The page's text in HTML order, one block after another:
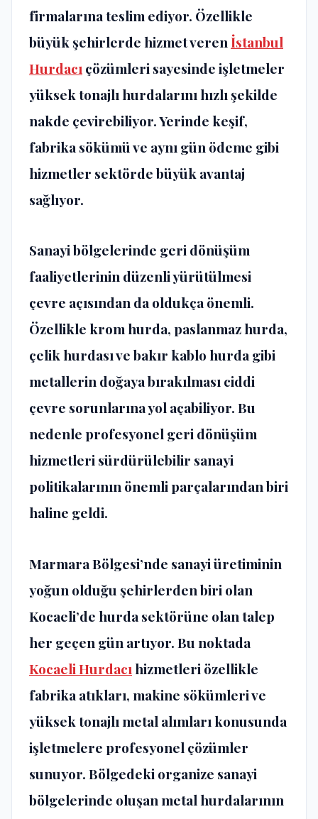
firmalarına teslim ediyor. Özellikle
büyük şehirlerde hizmet verenİstanbul
Hurdacı çözümleri sayesinde işletmeler
yüksek tonajlı hurdalarını hızlı şekilde
nakde çevirebiliyor. Yerinde keşif,
fabrika sökümü ve aynı gün ödeme gibi
hizmetler sektörde büyük avantaj
sağlıyor.
Sanayi bölgelerinde geri dönüşüm
faaliyetlerinin düzenli yürütülmesi
çevre açısından da oldukça önemli.
Özellikle krom hurda, paslanmaz hurda,
çelik hurdasıvebakır kablo hurdagibi
metallerin doğaya bırakılması ciddi
çevre sorunlarına yol açabiliyor. Bu
nedenle profesyonel geri dönüşüm
hizmetleri sürdürülebilir sanayi
politikalarının önemli parçalarından biri
haline geldi.
Marmara Bölgesi’nde sanayi üretiminin
yoğun olduğu şehirlerden biri olan
Kocaeli’de hurda sektörüne olan talep
her geçen gün artıyor. Bu noktada
Kocaeli Hurdacı hizmetleri özellikle
fabrika atıkları, makine sökümleri ve
yüksek tonajlı metal alımları konusunda
işletmelere profesyonel çözümler
sunuyor. Bölgedeki organize sanayi
bölgelerinde oluşan metal hurdalarının